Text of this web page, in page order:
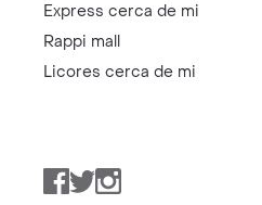
Express cerca de mi
Rappi mall
Licores cerca de mi
Facebook
TwitterInstagram